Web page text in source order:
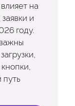
на
и
году.
путь